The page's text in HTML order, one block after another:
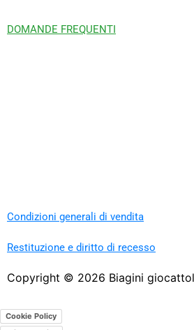
DOMANDE FREQUENTI
Condizioni generali di vendita
Restituzione e diritto di recesso
Copyright © 2026 Biagini
Cookie Policy